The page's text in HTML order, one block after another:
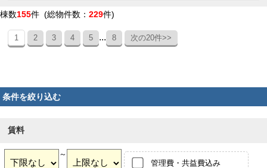
棟数155件 (総物件数： 229件)
1 2 3 4 5 ... 8 次の20件>>
条件を絞り込む
賃料
～
管理費・共益費込み